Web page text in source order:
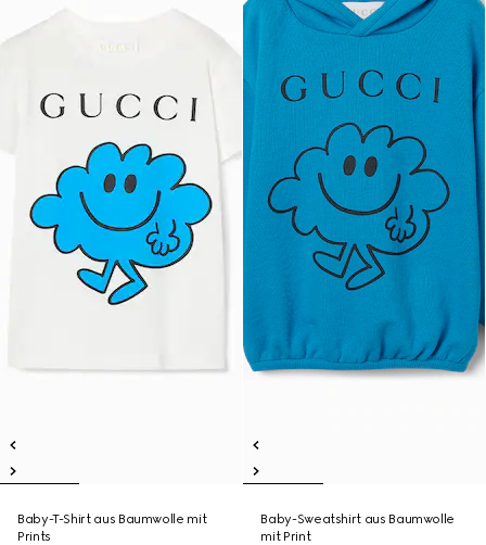
Baby-T-Shirt aus Baumwolle mit
Prints
Baby-Sweatshirt aus Baumwolle
mit Print